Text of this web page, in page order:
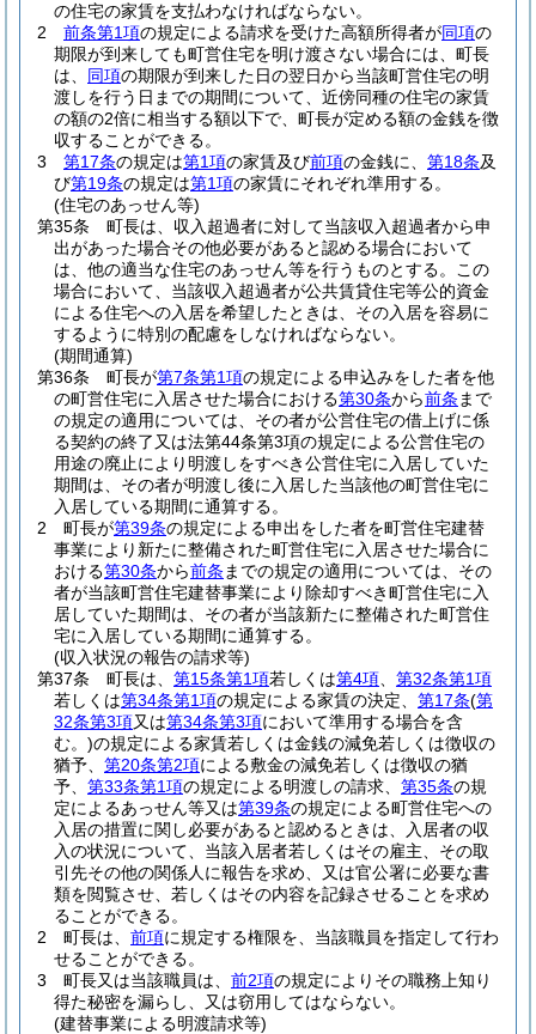
の住宅の家賃を支払わなければならない。
2
前条第1項の規定による請求を受けた高額所得者が同項の
期限が到来しても町営住宅を明け渡さない場合には、町長
は、 同項の期限が到来した日の翌日から当該町営住宅の明
渡しを行う日までの期間について、近傍同種の住宅の家賃
の額の2倍に相当する額以下で、町長が定める額の金銭を徴
収することができる。
3
第17条の規定は第1項の家賃及び前項の金銭に、 第18条及
び第19条の規定は第1項の家賃にそれぞれ準用する。
(住宅のあっせん等)
第35条
町長は、収入超過者に対して当該収入超過者から申
出があった場合その他必要があると認める場合において
は、他の適当な住宅のあっせん等を行うものとする。
この
場合において、当該収入超過者が公共賃貸住宅等公的資金
による住宅への入居を希望したときは、その入居を容易に
するように特別の配慮をしなければならない。
(期間通算)
第36条
町長が第7条第1項の規定による申込みをした者を他
の町営住宅に入居させた場合における第30条から前条 まで
の規定の適用については、その者が公営住宅の借上げに係
る契約の終了又は法第44条第3項の規定による公営住宅の
用途の廃止により明渡しをすべき公営住宅に入居していた
期間は、その者が明渡し後に入居した当該他の町営住宅に
入居している期間に通算する。
2
町長が第39条の規定による申出をした者を町営住宅建替
事業により新たに整備された町営住宅に入居させた場合に
おける第30条から前条 までの規定の適用については、その
者が当該町営住宅建替事業により除却すべき町営住宅に入
居していた期間は、その者が当該新たに整備された町営住
宅に入居している期間に通算する。
(収入状況の報告の請求等)
第37条
町長は、 第15条第1項若しくは第4項
第32条第1項
若しくは第34条第1項の規定による家賃の決定、 第17条(第
32条第3項又は第34条第3項において準用する場合を含
む。)の規定による家賃若しくは金銭の減免若しくは徴収の
猶予、 第20条第2項による敷金の減免若しくは徴収の猶
予、 第33条第1項の規定による明渡しの請求、 第35条の規
定によるあっせん等又は第39条の規定による町営住宅への
入居の措置に関し必要があると認めるときは、入居者の収
入の状況について、当該入居者若しくはその雇主、その取
引先その他の関係人に報告を求め、又は官公署に必要な書
類を閲覧させ、若しくはその内容を記録させることを求め
ることができる。
2
町長は、 前項に規定する権限を、当該職員を指定して行わ
せることができる。
3
町長又は当該職員は、 前2項の規定によりその職務上知り
得た秘密を漏らし、又は窃用してはならない。
(建替事業による明渡請求等)